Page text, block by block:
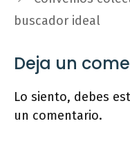
buscador ideal
Deja un
Lo siento, debes
un comentario.